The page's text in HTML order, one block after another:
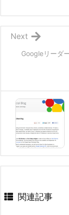
Googleリーダ
Next
関連記事